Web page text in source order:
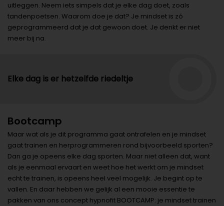
uitleggen. Neem iets simpels dat je elke dag doet, zoals
tandenpoetsen. Waarom doe je dat? Je mindset is zó
geprogrammeerd dat je dat gewoon doet. Je denkt er niet
meer bij na.
Elke dag is er hetzelfde riedeltje
Bootcamp
Maar wat als je dit programma gaat ontrafelen en je mindset
gaat trainen en herprogrammeren rond bijvoorbeeld sporten?
Dan ga je opeens elke dag sporten. Maar niet alleen dat, want
als je eenmaal ervaart en weet hoe het werkt om je mindset
echt te trainen, is opeens heel veel mogelijk. Je begint op te
vallen. En daar hebben we gelijk al een mooie essentie te
pakken van ons concept hypnofit BOOTCAMP: je mindset trainen